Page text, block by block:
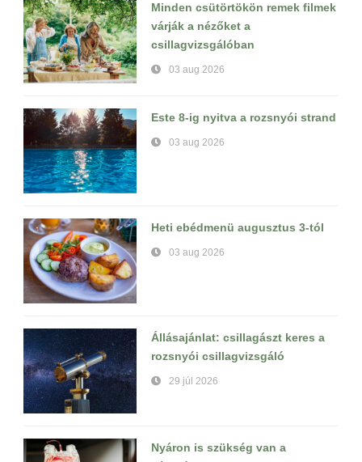
Minden csütörtökön remek filmek
várják a nézőket a
csillagvizsgálóban
03 aug 2026
Este 8-ig nyitva a rozsnyói strand
03 aug 2026
Heti ebédmenü augusztus 3-tól
03 aug 2026
Állásajánlat: csillagászt keres a
rozsnyói csillagvizsgáló
29 júl 2026
Nyáron is szükség van a